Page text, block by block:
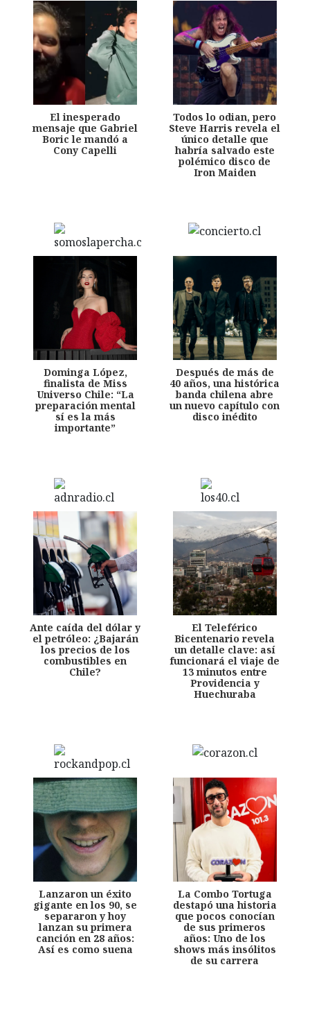
El inesperado
mensaje que Gabriel
Boric le mandó a
Cony Capelli
Todos lo odian, pero
Steve Harris revela el
único detalle que
habría salvado este
polémico disco de
Iron Maiden
Dominga López,
finalista de Miss
Universo Chile: “La
preparación mental
sí es la más
importante”
Después de más de
40 años, una histórica
banda chilena abre
un nuevo capítulo con
disco inédito
Ante caída del dólar y
el petróleo: ¿Bajarán
los precios de los
combustibles en
Chile?
El Teleférico
Bicentenario revela
un detalle clave: así
funcionará el viaje de
13 minutos entre
Providencia y
Huechuraba
Lanzaron un éxito
gigante en los 90, se
separaron y hoy
lanzan su primera
canción en 28 años:
Así es como suena
La Combo Tortuga
destapó una historia
que pocos conocían
de sus primeros
años: Uno de los
shows más insólitos
de su carrera